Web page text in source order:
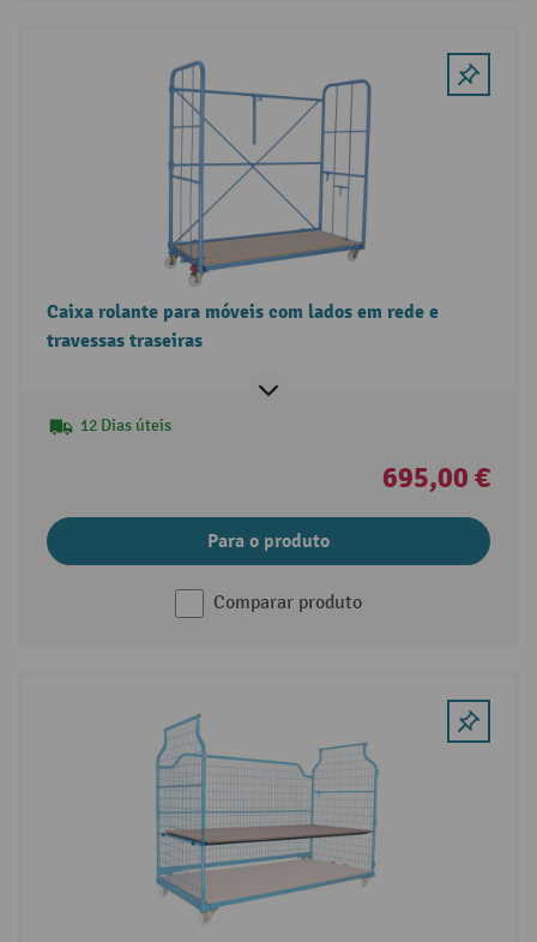
Caixa rolante para móveis com lados em rede e
travessas traseiras
12 Dias úteis
695,00 €
Para o produto
Comparar produto